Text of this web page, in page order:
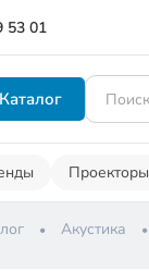
53 01
Каталог
Проекторы
Акустика